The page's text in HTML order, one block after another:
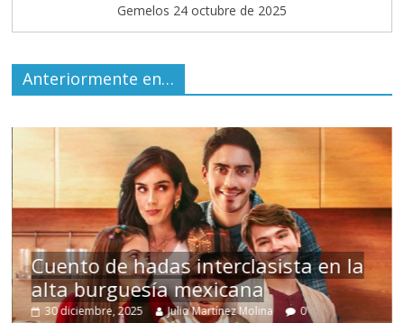
Gemelos 24 octubre de 2025
Anteriormente en…
Cuento de hadas interclasista en la
alta burguesía mexicana
30 diciembre, 2025 Julio Martínez Molina 0